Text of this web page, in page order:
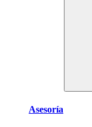
Asesoría